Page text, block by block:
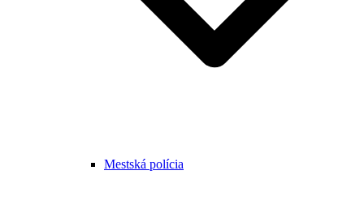
Mestská polícia